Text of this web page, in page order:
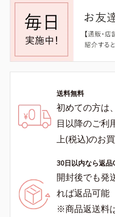
送料無料
初めての方は
目以降のご利
上(税込)のお
30日以内なら返品
開封後でも発
れば返品可能
※商品返送料